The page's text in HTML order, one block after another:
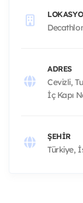
ADRES
Cevizli,
İç Kapı
ŞEHIR
Türkiye,